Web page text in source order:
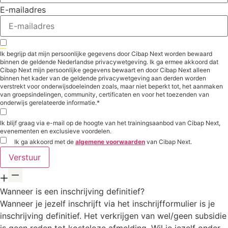
E-mailadres
Ik begrijp dat mijn persoonlijke gegevens door Cibap Next worden bewaard
binnen de geldende Nederlandse privacywetgeving. Ik ga ermee akkoord dat
Cibap Next mijn persoonlijke gegevens bewaart en door Cibap Next alleen
binnen het kader van de geldende privacywetgeving aan derden worden
verstrekt voor onderwijsdoeleinden zoals, maar niet beperkt tot, het aanmaken
van groepsindelingen, community, certificaten en voor het toezenden van
onderwijs gerelateerde informatie.*
Ik blijf graag via e-mail op de hoogte van het trainingsaanbod van Cibap Next,
evenementen en exclusieve voordelen.
Ik ga akkoord met de algemene voorwaarden van Cibap Next.
Verstuur
Wanneer is een inschrijving definitief?
Wanneer je jezelf inschrijft via het inschrijfformulier is je
inschrijving definitief. Het verkrijgen van wel/geen subsidie